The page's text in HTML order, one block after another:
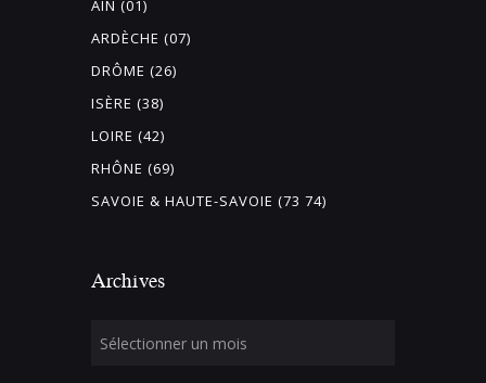
AIN (01)
ARDÈCHE (07)
DRÔME (26)
ISÈRE (38)
LOIRE (42)
RHÔNE (69)
SAVOIE & HAUTE-SAVOIE (73 74)
Archives